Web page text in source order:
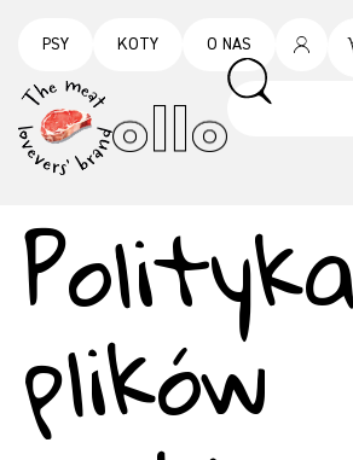
PSY KOTY O NAS
plików